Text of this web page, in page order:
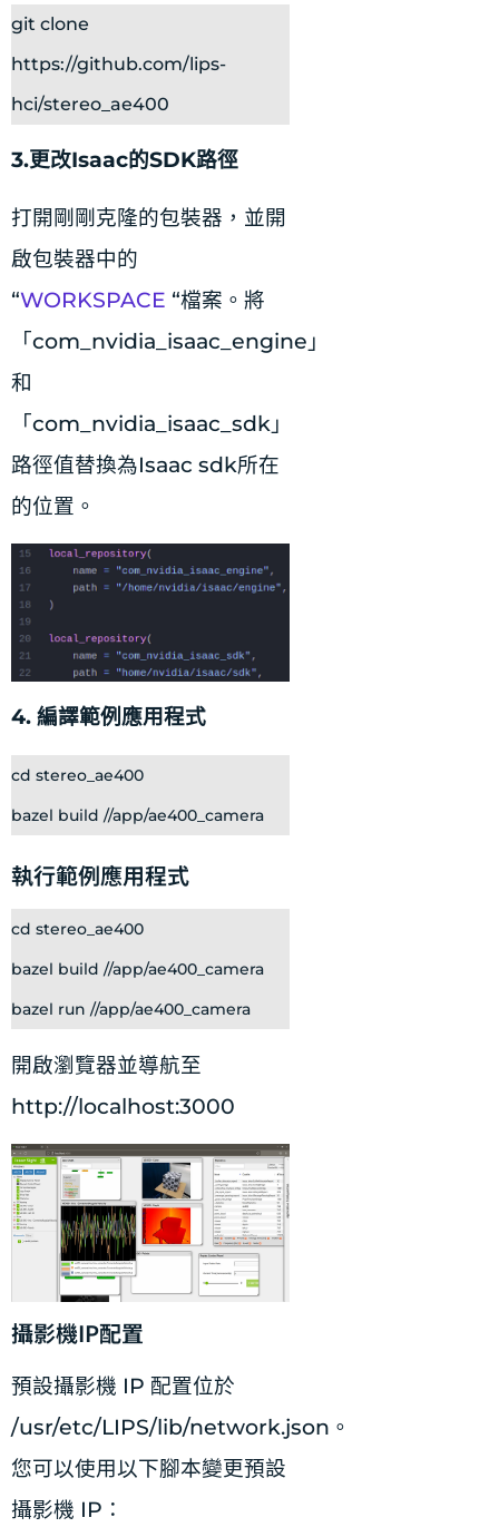
git clone
https://github.com/lips-
hci/stereo_ae400
3.更改Isaac的SDK路徑
打開剛剛克隆的包裝器，並開
啟包裝器中的
“WORKSPACE “檔案。將
「com_nvidia_isaac_engine」
和
「com_nvidia_isaac_sdk」
路徑值替換為Isaac sdk所在
的位置。
4. 編譯範例應用程式
cd stereo_ae400
bazel build //app/ae400_camera
執行範例應用程式
cd stereo_ae400
bazel build //app/ae400_camera
bazel run //app/ae400_camera
開啟瀏覽器並導航至
http://localhost:3000
攝影機IP配置
預設攝影機 IP 配置位於
/usr/etc/LIPS/lib/network.json。
您可以使用以下腳本變更預設
攝影機 IP：